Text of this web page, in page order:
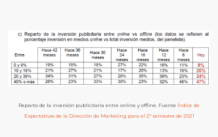
Reparto de la inversión publicitaria entre online y offline. Fuente Índice de
Expectativas de la Dirección de Marketing para el 2º semestre de 2021